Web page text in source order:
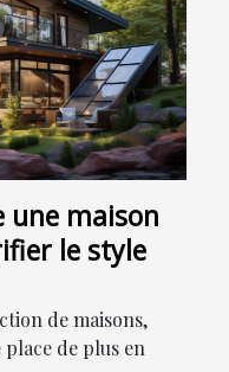
maison
le style
de maisons,
de plus en